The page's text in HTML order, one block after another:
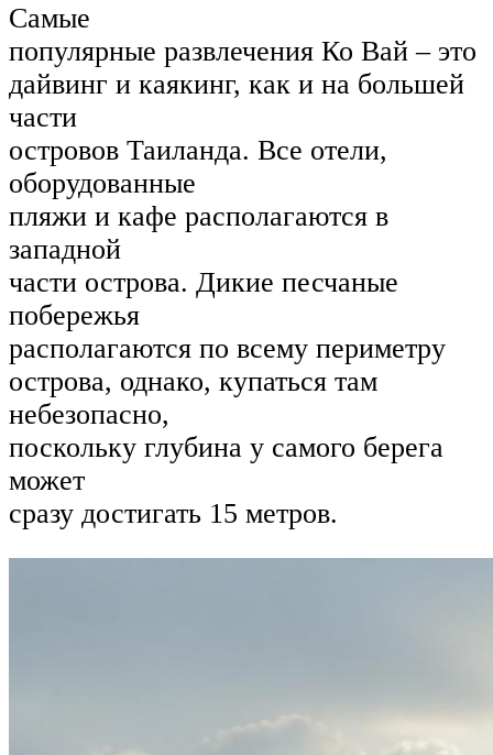
Самые
популярные развлечения Ко Вай – это
дайвинг и каякинг, как и на большей
части
островов Таиланда. Все отели,
оборудованные
пляжи и кафе располагаются в
западной
части острова. Дикие песчаные
побережья
располагаются по всему периметру
острова, однако, купаться там
небезопасно,
поскольку глубина у самого берега
может
сразу достигать 15 метров.